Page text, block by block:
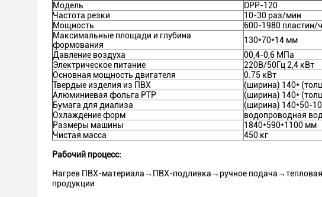
Модель
DPP-120
Частота резки
10-30 раз/мин
Мощность
600-1980 пластин/ч
Максимальные площади и глубина
формования
130*70*14 мм
Давление воздуха
00,4-0,6 МПа
Электрическое питание
220В/50Гц 2,4 кВт
Основная мощность двигателя
0.75 кВт
Твердые изделия из ПВХ
(ширина) 140*
Алюминиевая фольга PTP
(ширина) 140*
Бумага для диализа
(ширина) 140*50-
Охлаждение форм
водопроводная
Размеры машины
1840*590*1100 мм
Чистая масса
450 кг
Рабочий процесс:
Нагрев ПВХ-материала→ПВХ-подливка→ручное
продукции